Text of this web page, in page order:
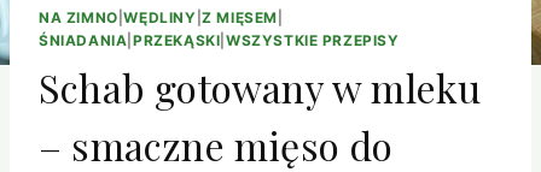
NA ZIMNO |WĘDLINY |Z MIĘSEM
ŚNIADANIA PRZEKĄSKI WSZYSTKIE PRZEPISY
Schab gotowany w mleku
– smaczne mięso do